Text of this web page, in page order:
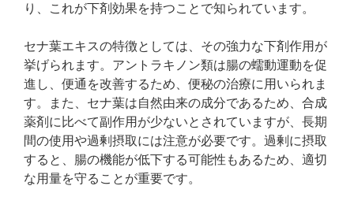
り、これが下剤効果を持つことで知られています。
セナ葉エキスの特徴としては、その強力な下剤作用が
挙げられます。アントラキノン類は腸の蠕動運動を促
進し、便通を改善するため、便秘の治療に用いられま
す。また、セナ葉は自然由来の成分であるため、合成
薬剤に比べて副作用が少ないとされていますが、長期
間の使用や過剰摂取には注意が必要です。過剰に摂取
すると、腸の機能が低下する可能性もあるため、適切
な用量を守ることが重要です。